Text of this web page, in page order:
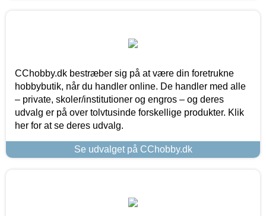
CChobby.dk bestræber sig på at være din foretrukne
hobbybutik, når du handler online. De handler med alle
– private, skoler/institutioner og engros – og deres
udvalg er på over tolvtusinde forskellige produkter. Klik
her for at se deres udvalg.
Se udvalget på CChobby.dk